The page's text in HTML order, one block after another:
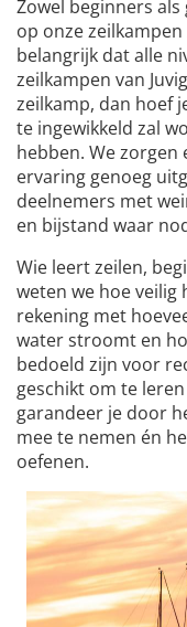
Zowel beginners
op onze
belangrijk dat alle
zeilkampen van
zeilkamp, dan hoef
te ingewikkeld zal
hebben. We
ervaring genoeg
deelnemers met
en bijstand waar
Wie leert zeilen,
weten we hoe veilig
rekening met
water stroomt en
bedoeld zijn voor
geschikt om te
garandeer je door
mee te nemen én
oefenen.